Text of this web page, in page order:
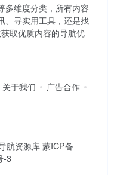
多维度分类，所有内容
、寻实用工具，还是找
取优质内容的导航优
关于我们
广告合作
航资源库蒙ICP备
-3